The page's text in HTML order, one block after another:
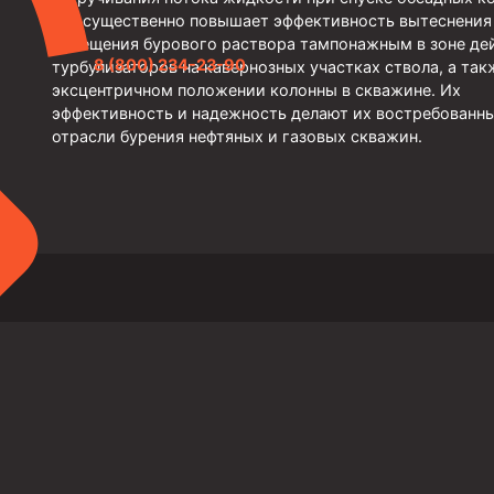
8 (800) 234-23-90
что существенно повышает эффективность
замещения бурового раствора тампонажным в зоне
турбулизаторов на кавернозных участках ствола, а
эксцентричном положении колонны в скважине. Их
эффективность и надежность делают их
отрасли бурения нефтяных и газовых скважин.